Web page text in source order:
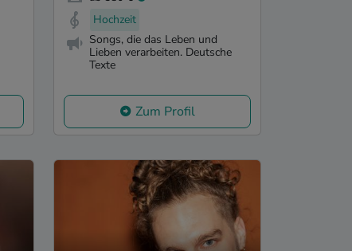
Hochzeit
Songs, die das Leben und
Lieben verarbeiten. Deutsche
Texte
Zum Profil